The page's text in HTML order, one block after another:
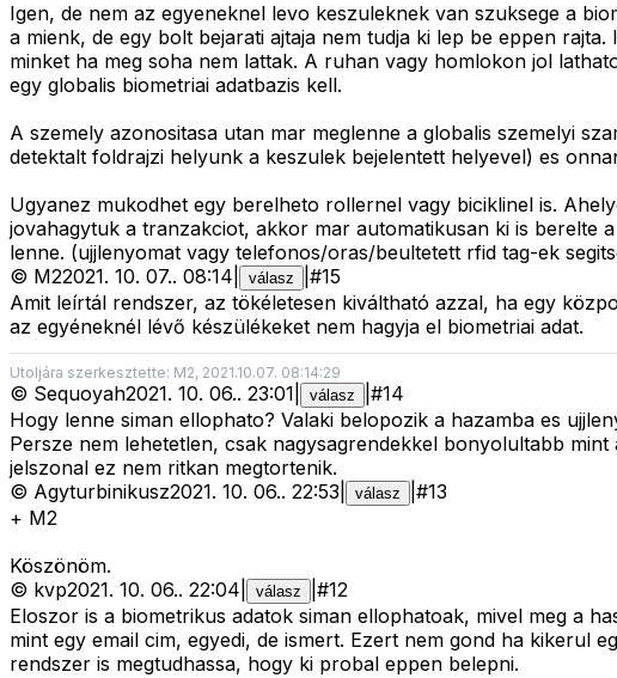
Igen, de nem az egyeneknel levo keszuleknek van szuksege a
a mienk, de egy bolt bejarati ajtaja nem tudja ki lep be eppen
minket ha meg soha nem lattak. A ruhan vagy homlokon jol
egy globalis biometriai adatbazis kell.
A szemely azonositasa utan mar meglenne a globalis szemelyi
detektalt foldrajzi helyunk a keszulek bejelentett helyevel) es
Ugyanez mukodhet egy berelheto rollernel vagy biciklinel is.
jovahagytuk a tranzakciot, akkor mar automatikusan ki is berelte
lenne. (ujjlenyomat vagy telefonos/oras/beultetett rfid tag-ek
© M22021. 10. 07.. 08:14 válasz #15
Amit leírtál rendszer, az tökéletesen kiváltható azzal, ha egy
az egyéneknél lévő készülékeket nem hagyja el biometriai adat.
Utoljára szerkesztette: M2, 2021.10.07. 08:14:29
© Sequoyah2021. 10. 06.. 23:01 válasz #14
Hogy lenne siman ellophato? Valaki belopozik a hazamba es
Persze nem lehetetlen, csak nagysagrendekkel bonyolultabb
jelszonal ez nem ritkan megtortenik.
© Agyturbinikusz2021. 10. 06.. 22:53 válasz #13
+ M2
Köszönöm.
© kvp2021. 10. 06.. 22:04 válasz #12
Eloszor is a biometrikus adatok siman ellophatoak, mivel meg a
mint egy email cim, egyedi, de ismert. Ezert nem gond ha kikerul
rendszer is megtudhassa, hogy ki probal eppen belepni.